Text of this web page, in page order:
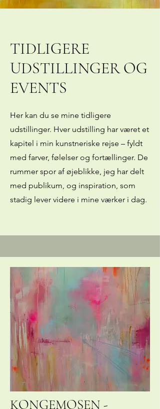
TIDLIGERE
UDSTILLINGER OG
EVENTS
Her kan du se mine tidligere
udstillinger. Hver udstilling har været et
kapitel i min kunstneriske rejse – fyldt
med farver, følelser og fortællinger. De
rummer spor af øjeblikke, jeg har delt
med publikum, og inspiration, som
stadig lever videre i mine værker i dag.
KONGEMOSEN -